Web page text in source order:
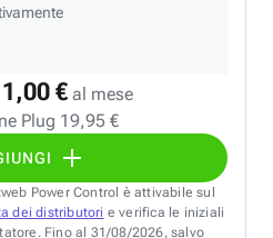
€ al mese
Plug 19,95 €
Power Control è attivabile sul
dei distributori e verifica le iniziali
Fino al 31/08/2026, salvo